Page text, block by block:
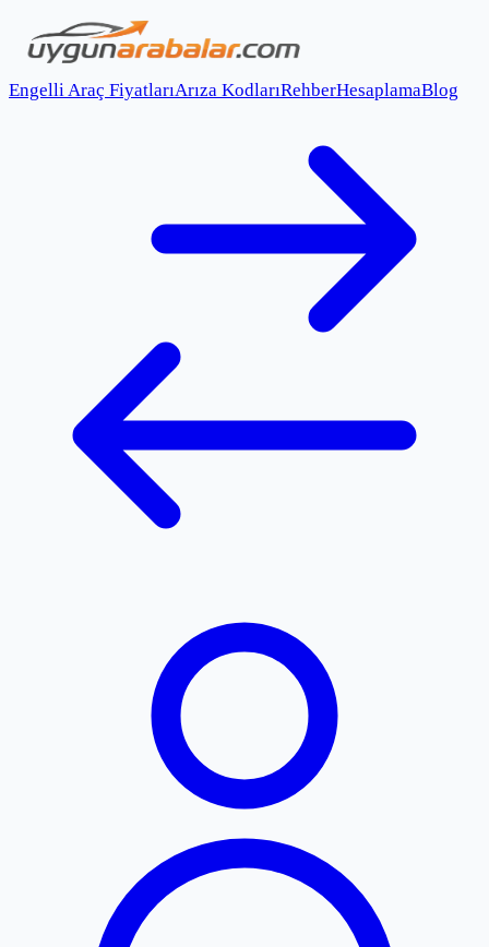
Engelli Araç FiyatlarıArıza KodlarıRehberHesaplamaBlog